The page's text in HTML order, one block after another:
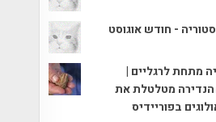
- חודש אוגוסט
מתחת לרגליים |
מטלטלת את
בפוריידיס